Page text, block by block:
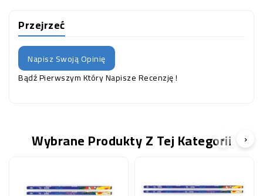
Przejrzeć
Napisz Swoją Opinię
Bądź Pierwszym Który Napisze Recenzję !
Wybrane Produkty Z Tej Kategorii
‹ ›